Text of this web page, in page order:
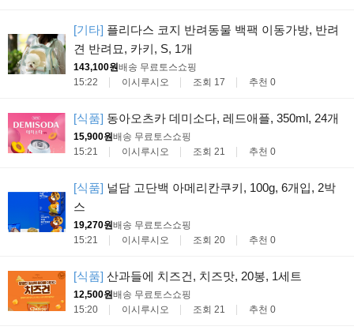
[기타] 플리다스 코지 반려동물 백팩 이동가방, 반려
견 반려묘, 카키, S, 1개
143,100원배송 무료토스쇼핑
15:22
이시루시오 조회 17 추천 0
[식품] 동아오츠카 데미소다, 레드애플, 350ml, 24개
15,900원배송 무료토스쇼핑
15:21
이시루시오 조회 21 추천 0
[식품] 널담 고단백 아메리칸쿠키, 100g, 6개입, 2박
스
19,270원배송 무료토스쇼핑
15:21
이시루시오 조회 20 추천 0
[식품] 산과들에 치즈건, 치즈맛, 20봉, 1세트
12,500원배송 무료토스쇼핑
15:20
이시루시오 조회 21 추천 0